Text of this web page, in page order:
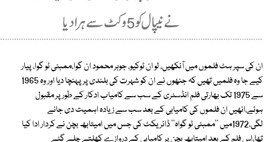
ان کی سپر ہٹ فلموں میں آنکھیں، لو ان ٹوکیو، جوہر محمود ان گوا،ممبئی ٹو گوا، پیار
کیے جا وہ فلمیں تھیں کہ جنھوں نے ان کو شہرت کی بلندی پر پہنچا دیا اور وہ 1965
سے 1975 تک بھارتی فلم انڈسٹری کے سب سے کامیاب ادکار کے طور پر مقبول
ہوئے،انھیں ان فلموں کی کامیابی کے بعد سب سے زیادہ اہمیت دی جانے
لگی،1972میں ''ممبئی ٹو گواہ'' ڈائریکٹ کی جس میں امیتابھ بچن نے کردار ادا کیا
تھا،اس فلم کے بعد امیتابھ بچن پر کامیابی کے دروازے کھلتے چلے گئے